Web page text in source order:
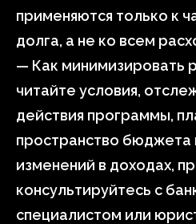
применяются только к
долга, а не ко всем
— Как минимизировать
читайте условия,
действия программы,
пространство бюджета
изменений в доходах,
консультируйтесь с
специалистом или